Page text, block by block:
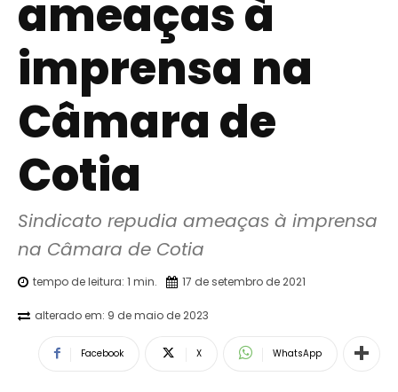
ameaças à
imprensa na
Câmara de
Cotia
Sindicato repudia ameaças à imprensa
na Câmara de Cotia
tempo de leitura: 1 min. 17 de setembro de 2021
alterado em: 9 de maio de 2023
Facebook X WhatsApp